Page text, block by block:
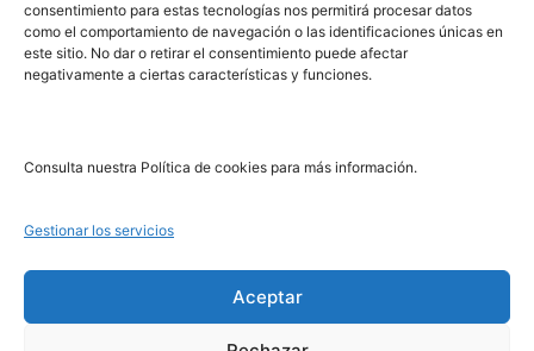
consentimiento para estas tecnologías nos permitirá procesar datos
como el comportamiento de navegación o las identificaciones únicas en
este sitio. No dar o retirar el consentimiento puede afectar
negativamente a ciertas características y funciones.
Consulta nuestra Política de cookies para más información.
Gestionar los servicios
Aceptar
PRL | Films
PRL | Play
Blog
Legal